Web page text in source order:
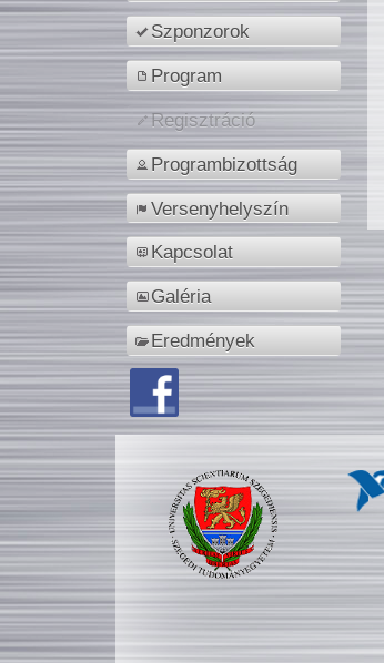
Szponzorok
Program
Regisztráció
Programbizottság
Versenyhelyszín
Kapcsolat
Galéria
Eredmények